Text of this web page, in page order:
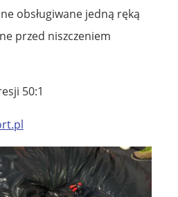
obsługiwane jedną ręką
przed niszczeniem
50:1